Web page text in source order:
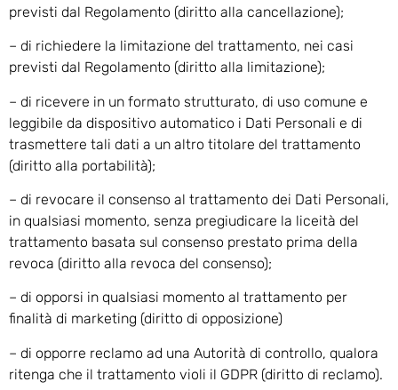
previsti dal Regolamento (diritto alla cancellazione);
– di richiedere la limitazione del trattamento, nei casi
previsti dal Regolamento (diritto alla limitazione);
– di ricevere in un formato strutturato, di uso comune e
leggibile da dispositivo automatico i Dati Personali e di
trasmettere tali dati a un altro titolare del trattamento
(diritto alla portabilità);
– di revocare il consenso al trattamento dei Dati Personali,
in qualsiasi momento, senza pregiudicare la liceità del
trattamento basata sul consenso prestato prima della
revoca (diritto alla revoca del consenso);
– di opporsi in qualsiasi momento al trattamento per
finalità di marketing (diritto di opposizione)
– di opporre reclamo ad una Autorità di controllo, qualora
ritenga che il trattamento violi il GDPR (diritto di reclamo).